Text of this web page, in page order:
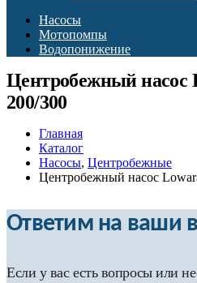
Насосы
Мотопомпы
Водопонижение
Центробежный насос
200/300
Главная
Каталог
Насосы, Центробежные
Центробежный насос
Ответим на ваши
Если у вас есть вопросы или